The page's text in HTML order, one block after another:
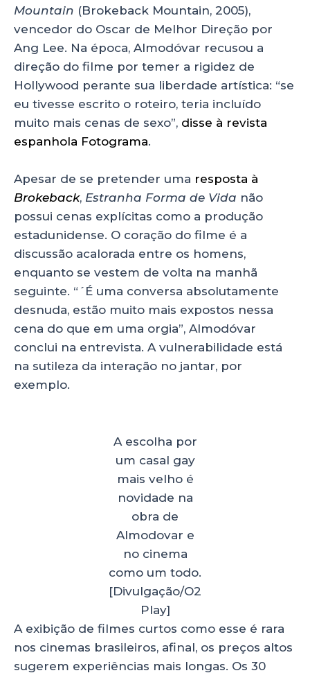
Mountain (Brokeback Mountain, 2005),
vencedor do Oscar de Melhor Direção por
Ang Lee. Na época, Almodóvar recusou a
direção do filme por temer a rigidez de
Hollywood perante sua liberdade artística: “se
eu tivesse escrito o roteiro, teria incluído
muito mais cenas de sexo”, disse à revista
espanhola Fotograma.
Apesar de se pretender uma resposta à
Brokeback, Estranha Forma de Vida não
possui cenas explícitas como a produção
estadunidense. O coração do filme é a
discussão acalorada entre os homens,
enquanto se vestem de volta na manhã
seguinte. “´É uma conversa absolutamente
desnuda, estão muito mais expostos nessa
cena do que em uma orgia”, Almodóvar
conclui na entrevista. A vulnerabilidade está
na sutileza da interação no jantar, por
exemplo.
A escolha por
um casal gay
mais velho é
novidade na
obra de
Almodovar e
no cinema
como um todo.
[Divulgação/O2
Play]
A exibição de filmes curtos como esse é rara
nos cinemas brasileiros, afinal, os preços altos
sugerem experiências mais longas. Os 30